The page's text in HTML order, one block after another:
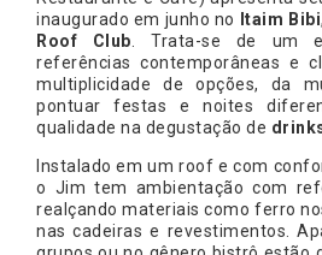
inaugurado em junho no
Itaim Bibi
Roof Club. Trata-se de um
referências contemporâneas e
multiplicidade de opções, da
pontuar festas e noites
qualidade na degustação de
Instalado em um roof e com
o Jim tem ambientação com
realçando materiais como ferro
nas cadeiras e revestimentos.